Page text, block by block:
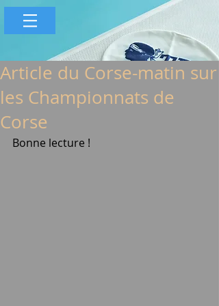
Article du Corse-matin sur
les Championnats de
Corse
Bonne lecture !